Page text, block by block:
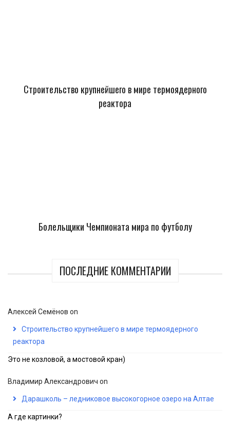
Строительство крупнейшего в мире термоядерного
реактора
Болельщики Чемпионата мира по футболу
ПОСЛЕДНИЕ КОММЕНТАРИИ
Алексей Семёнов on
Строительство крупнейшего в мире термоядерного
реактора
Это не козловой, а мостовой кран)
Владимир Александрович on
Дарашколь – ледниковое высокогорное озеро на Алтае
А где картинки?